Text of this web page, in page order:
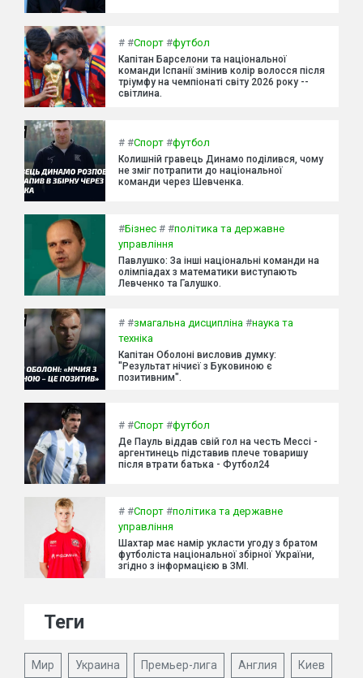
# #Спорт #футбол
Капітан Барселони та національної
команди Іспанії змінив колір волосся після
тріумфу на чемпіонаті світу 2026 року --
світлина.
# #Спорт #футбол
Колишній гравець Динамо поділився, чому
не зміг потрапити до національної
команди через Шевченка.
#Бізнес # #політика та державне
управління
Павлушко: За інші національні команди на
олімпіадах з математики виступають
Левченко та Галушко.
# #змагальна дисципліна #наука та
техніка
Капітан Оболоні висловив думку:
"Результат нічиєї з Буковиною є
позитивним".
# #Спорт #футбол
Де Пауль віддав свій гол на честь Мессі -
аргентинець підставив плече товаришу
після втрати батька - Футбол24
# #Спорт #політика та державне
управління
Шахтар має намір укласти угоду з братом
футболіста національної збірної України,
згідно з інформацією в ЗМІ.
Теги
Мир Украина Премьер-лига Англия Киев